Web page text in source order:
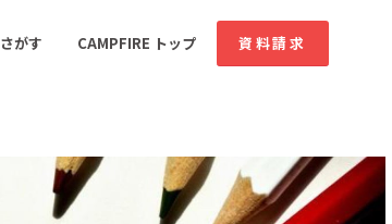
さがす CAMPFIRE トップ 資料請求
人気のコミュニティ 新着のコミュニティ